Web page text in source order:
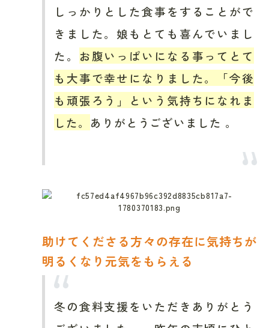
しっかりとした食事をすることがで
きました。娘もとても喜んでいまし
た。 お腹いっぱいになる事ってとて
も大事で幸せになりました。「今後
も頑張ろう」という気持ちになれま
した。 ありがとうございました 。
助けてくださる方々の存在に気持ちが
明るくなり元気をもらえる
冬の食料支援をいただきありがとう